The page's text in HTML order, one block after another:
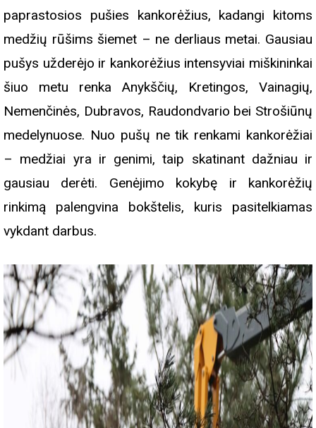
paprastosios pušies kankorėžius, kadangi kitoms
medžių rūšims šiemet – ne derliaus metai. Gausiau
pušys užderėjo ir kankorėžius intensyviai miškininkai
šiuo metu renka Anykščių, Kretingos, Vainagių,
Nemenčinės, Dubravos, Raudondvario bei Strošiūnų
medelynuose. Nuo pušų ne tik renkami kankorėžiai
– medžiai yra ir genimi, taip skatinant dažniau ir
gausiau derėti. Genėjimo kokybę ir kankorėžių
rinkimą palengvina bokštelis, kuris pasitelkiamas
vykdant darbus.